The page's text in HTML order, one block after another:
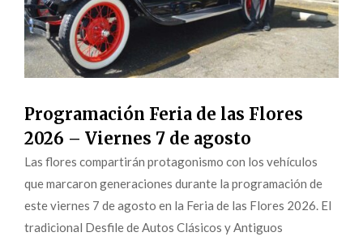
Programación Feria de las Flores
2026 – Viernes 7 de agosto
Las flores compartirán protagonismo con los vehículos
que marcaron generaciones durante la programación de
este viernes 7 de agosto en la Feria de las Flores 2026. El
tradicional Desfile de Autos Clásicos y Antiguos